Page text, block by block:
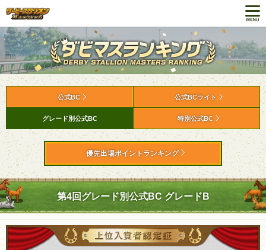
公式BC 公式BCライト
グレード別公式BC 特別公式BC
優先出場ポイントランキング
第4回グレード別公式BC グレードB